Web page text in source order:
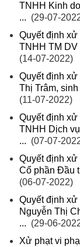
TNHH Kinh
... (29-07-
Quyết định
TNHH TM DV
(14-07-2022)
Quyết định xử
Thị Trâm,
(11-07-2022)
Quyết định
TNHH Dịch
... (07-07-
Quyết định
Cổ phần Đầu
(06-07-2022)
Quyết định
Nguyễn Thị
... (29-06-
Xử phạt vi